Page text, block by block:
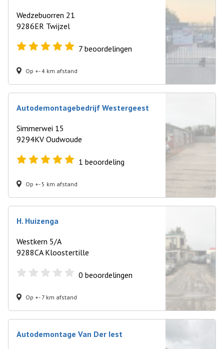
Wedzebuorren 21
9286ER Twijzel
7 beoordelingen
Op +- 4 km afstand
Autodemontagebedrijf Westergeest
Simmerwei 15
9294KV Oudwoude
1 beoordeling
Op +- 5 km afstand
H. Huizenga
Westkern 5/A
9288CA Kloostertille
0 beoordelingen
Op +- 7 km afstand
Autodemontage Van Der Iest